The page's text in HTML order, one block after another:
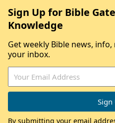
Sign Up for Bible
Knowledge
Get weekly Bible news,
your inbox.
By submitting your email